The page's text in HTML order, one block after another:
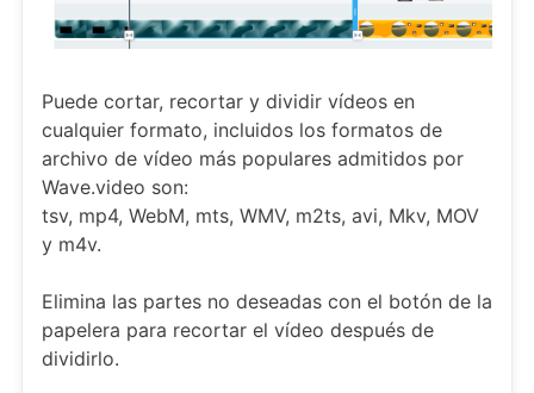
Puede cortar, recortar y dividir vídeos en
cualquier formato, incluidos los formatos de
archivo de vídeo más populares admitidos por
Wave.video son:
tsv, mp4, WebM, mts, WMV, m2ts, avi, Mkv, MOV
y m4v.
Elimina las partes no deseadas con el botón de la
papelera para recortar el vídeo después de
dividirlo.